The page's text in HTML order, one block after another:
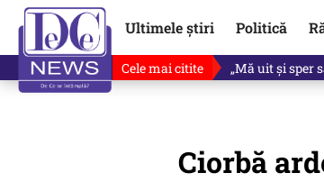
Ultimele știri Politică
Cele mai citite Ce se
Ciorbă